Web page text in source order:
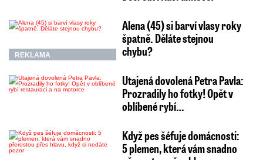
REKLAMA
Alena (45) si barví vlasy roky
špatně. Děláte stejnou
chybu?
Utajená dovolená Petra Pavla:
Prozradily ho fotky! Opět v
oblíbené rybí…
Když pes šéfuje domácnosti:
5 plemen, která vám snadno